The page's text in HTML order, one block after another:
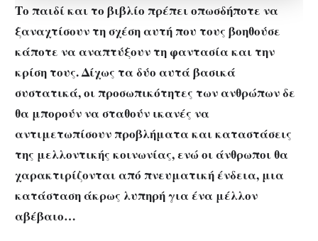
Το παιδί και το βιβλίο πρέπει οπωσδήποτε να
ξαναχτίσουν τη σχέση αυτή που τους βοηθούσε
κάποτε να αναπτύξουν τη φαντασία και την
κρίση τους. Δίχως τα δύο αυτά βασικά
συστατικά, οι προσωπικότητες των ανθρώπων δε
θα μπορούν να σταθούν ικανές να
αντιμετωπίσουν προβλήματα και καταστάσεις
της μελλοντικής κοινωνίας, ενώ οι άνθρωποι θα
χαρακτιρίζονται από πνευματική ένδεια, μια
κατάσταση άκρως λυπηρή για ένα μέλλον
αβέβαιο…